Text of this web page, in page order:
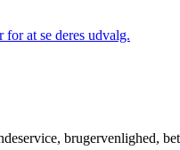
at se deres udvalg.
brugervenlighed,